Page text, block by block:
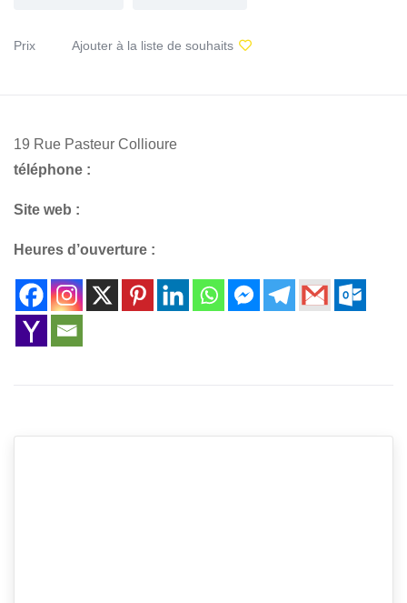
Prix Ajouter à la liste de souhaits
19 Rue Pasteur Collioure
téléphone :
Site web :
Heures d’ouverture :